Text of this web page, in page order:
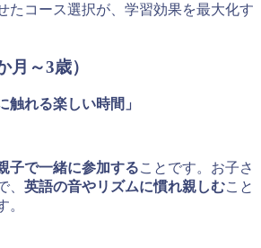
たコース選択が、学習効果を最大化す
月～3歳）
触れる楽しい時間」
子で一緒に参加することです。お子さ
、 英語の音やリズムに慣れ親しむこと
。